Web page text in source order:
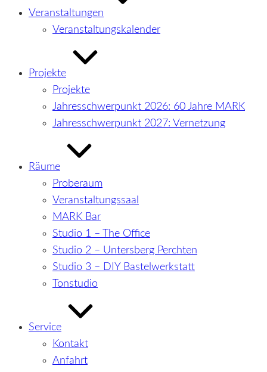
Veranstaltungen
Veranstaltungskalender
Projekte
Projekte
Jahresschwerpunkt 2026: 60 Jahre MARK
Jahresschwerpunkt 2027: Vernetzung
Räume
Proberaum
Veranstaltungssaal
MARK Bar
Studio 1 – The Office
Studio 2 – Untersberg Perchten
Studio 3 – DIY Bastelwerkstatt
Tonstudio
Service
Kontakt
Anfahrt